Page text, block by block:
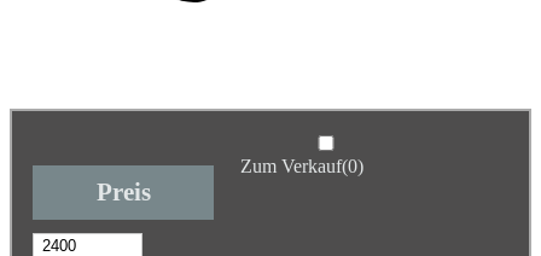
Preis
Zum Verkauf(0)